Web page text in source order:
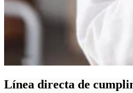
Línea directa de